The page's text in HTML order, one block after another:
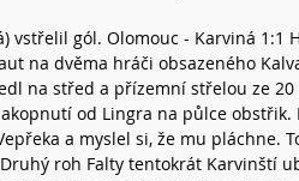
vstřelil gól. Olomouc - Karviná 1:1
na dvěma hráči obsazeného
na střed a přízemní střelou ze
od Lingra na půlce obstřik.
a myslel si, že mu pláchne.
roh Falty tentokrát Karvinští